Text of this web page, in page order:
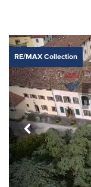
RE/MAX Collection